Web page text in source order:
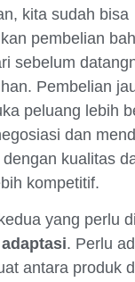
kita sudah bisa
pembelian
sebelum
Pembelian
peluang lebih
dan
dengan kualitas
kompetitif.
yang perlu
adaptasi. Perlu
antara produk